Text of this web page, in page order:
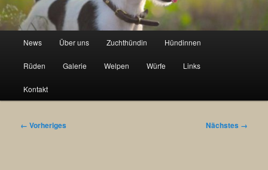
News Über uns Zuchthündin Hündinnen
Rüden Galerie Welpen Würfe Links
Kontakt
Bilder-
← Vorheriges Nächstes →